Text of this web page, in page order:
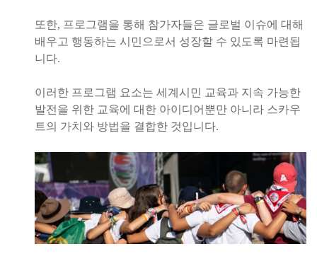
또한, 프로그램을 통해 참가자들은 글로벌 이슈에 대해
배우고 행동하는 시민으로서 성장할 수 있도록 마련됩
니다.
이러한 프로그램 요소는 세계시민 교육과 지속 가능한
발전을 위한 교육에 대한 아이디어뿐만 아니라 스카우
트의 가치와 방법을 결합한 것입니다.